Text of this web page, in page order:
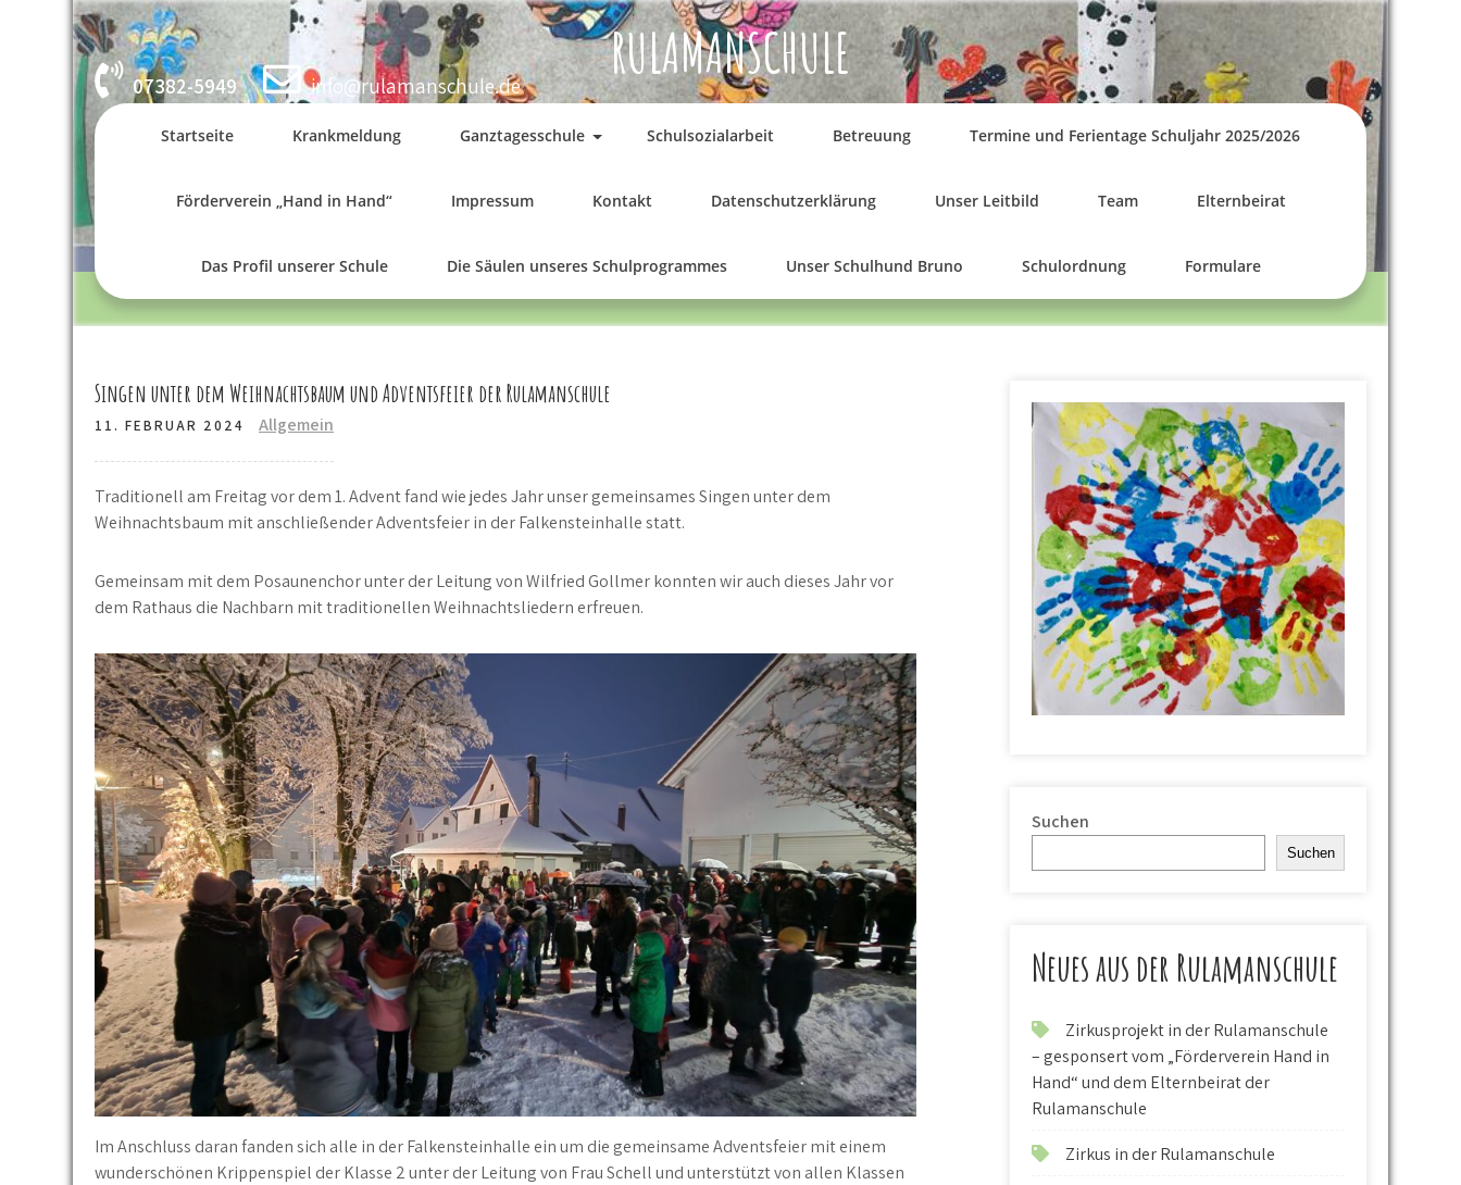
07382-5949 info@rulamanschule.de RULAMANSCHULE
Startseite Krankmeldung Ganztagesschule Schulsozialarbeit Betreuung Termine und Ferientage Schuljahr 2025/2026
Förderverein „Hand in Hand“ Impressum Kontakt Datenschutzerklärung Unser Leitbild Team Elternbeirat
Das Profil unserer Schule Die Säulen unseres Schulprogrammes Unser Schulhund Bruno Schulordnung Formulare
Singen unter dem Weihnachtsbaum und Adventsfeier der Rulamanschule
11. FEBRUAR 2024 Allgemein
Traditionell am Freitag vor dem 1. Advent fand wie jedes Jahr unser gemeinsames Singen unter dem
Weihnachtsbaum mit anschließender Adventsfeier in der Falkensteinhalle statt.
Gemeinsam mit dem Posaunenchor unter der Leitung von Wilfried Gollmer konnten wir auch dieses Jahr vor
dem Rathaus die Nachbarn mit traditionellen Weihnachtsliedern erfreuen.
Im Anschluss daran fanden sich alle in der Falkensteinhalle ein um die gemeinsame Adventsfeier mit einem
wunderschönen Krippenspiel der Klasse 2 unter der Leitung von Frau Schell und unterstützt von allen Klassen
Suchen
Suchen
Neues aus der Rulamanschule
Zirkusprojekt in der Rulamanschule
– gesponsert vom „Förderverein Hand in
Hand“ und dem Elternbeirat der
Rulamanschule
Zirkus in der Rulamanschule